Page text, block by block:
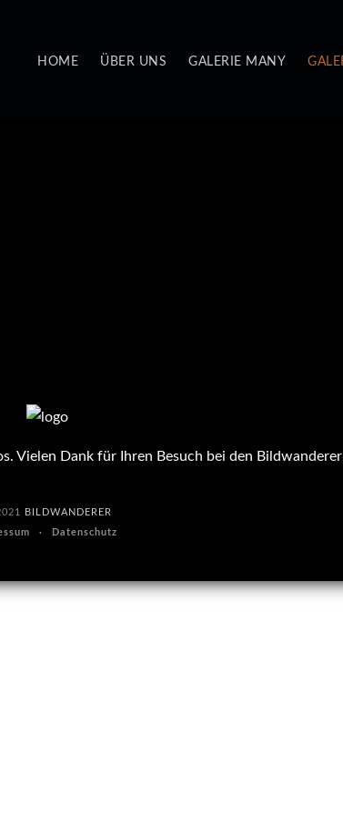
HOME ÜBER UNS GALERIE MANY
Vielen Dank für Ihren Besuch bei den
BILDWANDERER
Datenschutz